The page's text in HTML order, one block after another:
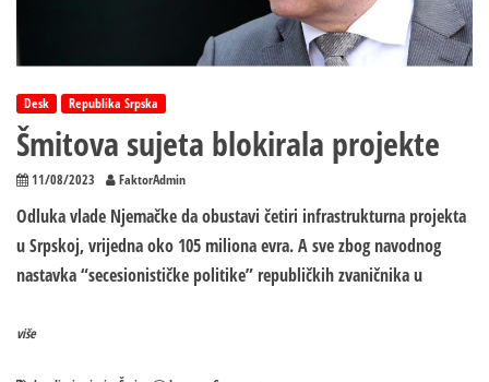
Desk Republika Srpska
Šmitova sujeta blokirala projekte
11/08/2023 FaktorAdmin
Odluka vlade Njemačke da obustavi četiri infrastrukturna projekta
u Srpskoj, vrijedna oko 105 miliona evra. A sve zbog navodnog
nastavka “secesionističke politike” republičkih zvaničnika u
više